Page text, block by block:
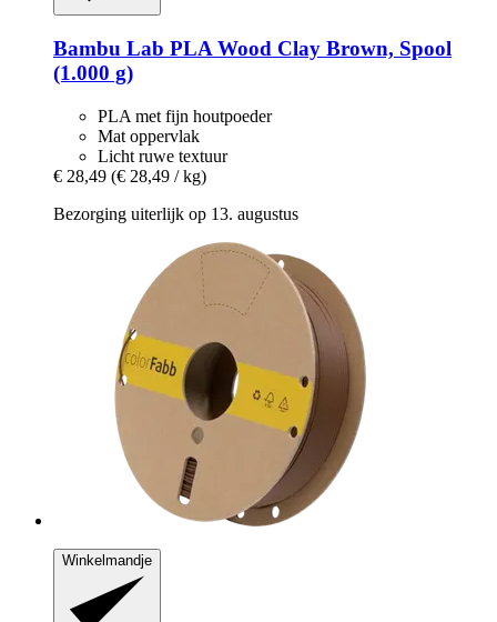
Bambu Lab PLA Wood Clay Brown, Spool
(1.000 g)
PLA met fijn houtpoeder
Mat oppervlak
Licht ruwe textuur
€ 28,49 (€ 28,49 / kg)
Bezorging uiterlijk op 13. augustus
Winkelmandje